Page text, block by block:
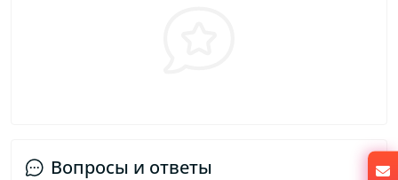
Вопросы и ответы